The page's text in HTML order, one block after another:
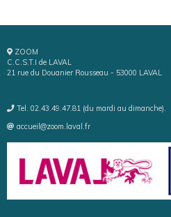
ZOOM
C.C.S.T.I de LAVAL
21 rue du Douanier Rousseau - 53000 LAVAL
Tel. 02.43.49.47.81 (du mardi au dimanche).
accueil@zoom.laval.fr